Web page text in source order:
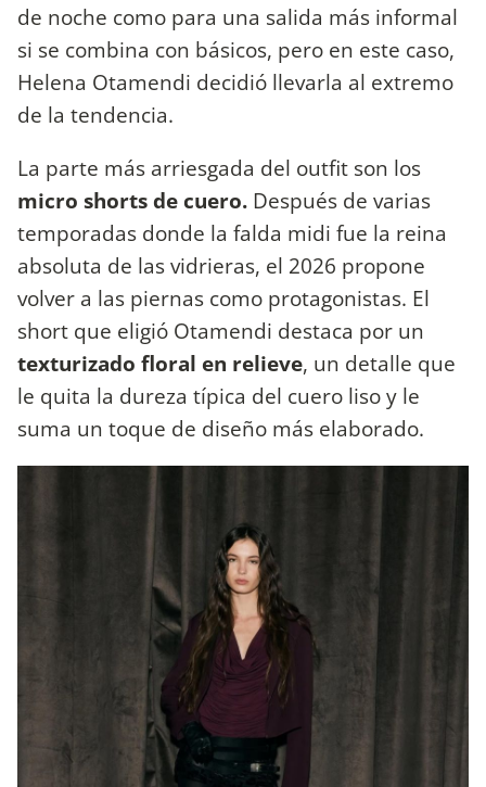
de noche como para una salida más informal
si se combina con básicos, pero en este caso,
Helena Otamendi decidió llevarla al extremo
de la tendencia.
La parte más arriesgada del outfit son los
micro shorts de cuero. Después de varias
temporadas donde la falda midi fue la reina
absoluta de las vidrieras, el 2026 propone
volver a las piernas como protagonistas. El
short que eligió Otamendi destaca por un
texturizado floral en relieve, un detalle que
le quita la dureza típica del cuero liso y le
suma un toque de diseño más elaborado.